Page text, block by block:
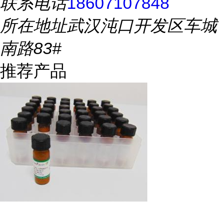
所在地址武汉沌口开发区车城
南路83#
推荐产品